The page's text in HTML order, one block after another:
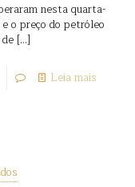
nesta quarta-
o preço do petróleo
[…]
Leia mais